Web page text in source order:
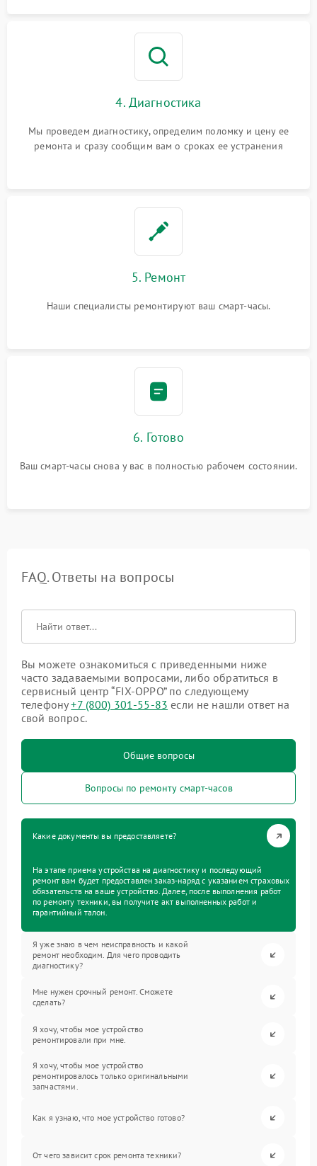
4. Диагностика
Мы проведем диагностику, определим поломку и цену ее
ремонта и сразу сообщим вам о сроках ее устранения
5. Ремонт
Наши специалисты ремонтируют ваш смарт-часы.
6. Готово
Ваш смарт-часы снова у вас в полностью рабочем состоянии.
FAQ. Ответы на вопросы
Вы можете ознакомиться с приведенными ниже
часто задаваемыми вопросами, либо обратиться в
сервисный центр “FIX-OPPO” по следующему
телефону+7 (800) 301-55-83 если не нашли ответ на
свой вопрос.
Общие вопросы
Вопросы по ремонту смарт-часов
Какие документы вы предоставляете?
На этапе приема устройства на диагностику и последующий
ремонт вам будет предоставлен заказ-наряд с указанием страховых
обязательств на ваше устройство. Далее, после выполнения работ
по ремонту техники, вы получите акт выполненных работ и
гарантийный талон.
Я уже знаю в чем неисправность и какой
ремонт необходим. Для чего проводить
диагностику?
Мне нужен срочный ремонт. Сможете
сделать?
Я хочу, чтобы мое устройство
ремонтировали при мне.
Я хочу, чтобы мое устройство
ремонтировалось только оригинальными
запчастями.
Как я узнаю, что мое устройство готово?
От чего зависит срок ремонта техники?